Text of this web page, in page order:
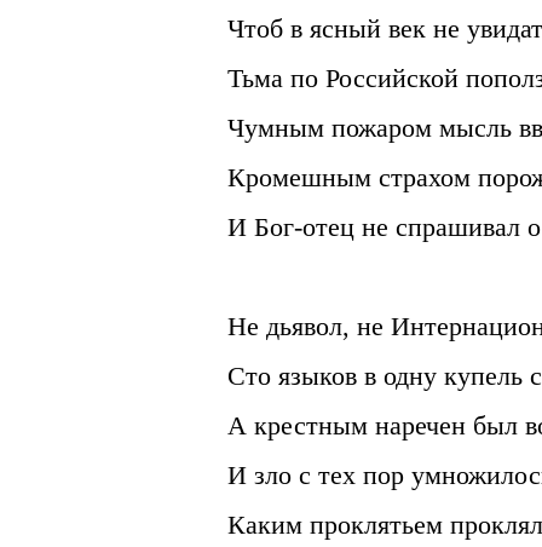
Чтоб в ясный век не
Тьма по Российской
Чумным пожаром мысль
Кромешным страхом
И Бог-отец не спрашивал
Не дьявол, не
Сто языков в одну купель
А крестным наречен был
И зло с тех пор
Каким проклятьем